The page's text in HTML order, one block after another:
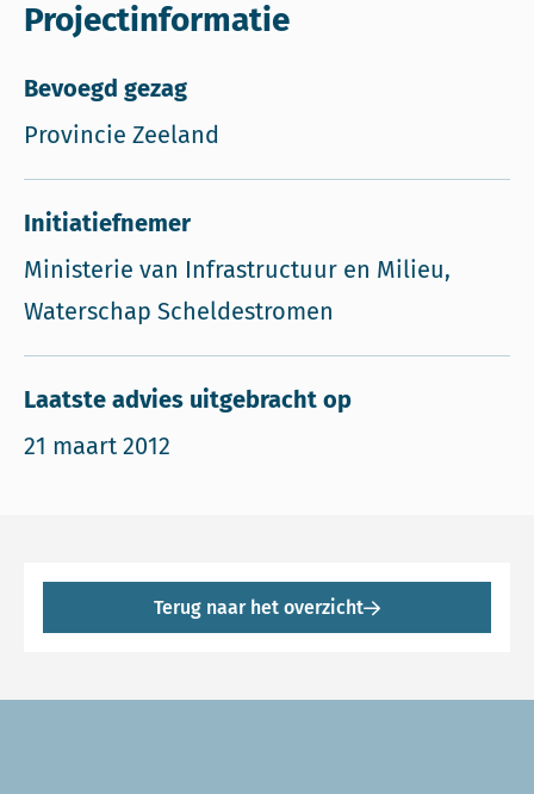
Projectinformatie
Bevoegd gezag
Provincie Zeeland
Initiatiefnemer
Ministerie van Infrastructuur en Milieu,
Waterschap Scheldestromen
Laatste advies uitgebracht op
21 maart 2012
Terug naar het overzicht